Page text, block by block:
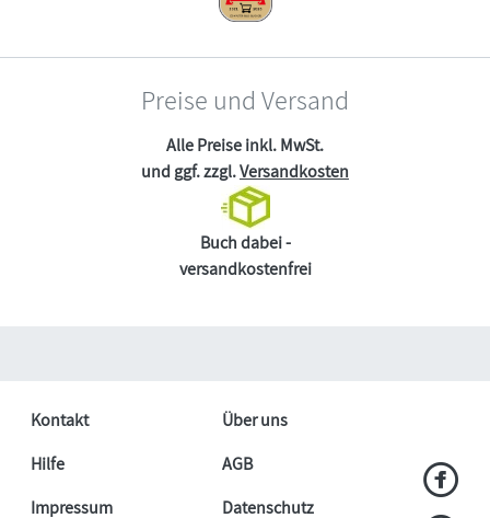
Preise und Versand
Alle Preise inkl. MwSt.
und ggf. zzgl.Versandkosten
Buch dabei -
versandkostenfrei
Kontakt
Über uns
Hilfe
AGB
Impressum
Datenschutz